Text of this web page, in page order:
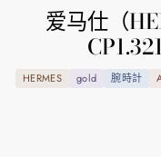
爱马仕（
HERMES gold 腕時計